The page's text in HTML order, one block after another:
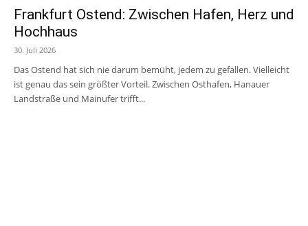
Frankfurt Ostend: Zwischen Hafen, Herz und
Hochhaus
30. Juli 2026
Das Ostend hat sich nie darum bemüht, jedem zu gefallen. Vielleicht
ist genau das sein größter Vorteil. Zwischen Osthafen, Hanauer
Landstraße und Mainufer trifft...